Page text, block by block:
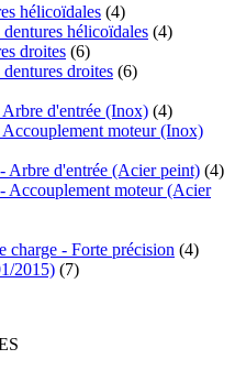
hélicoïdales (4)
hélicoïdales (4)
droites (6)
droites (6)
d'entrée (Inox) (4)
moteur (Inox)
Arbre d'entrée (Acier peint) (4)
Accouplement moteur (Acier
charge - Forte précision (4)
2015) (7)